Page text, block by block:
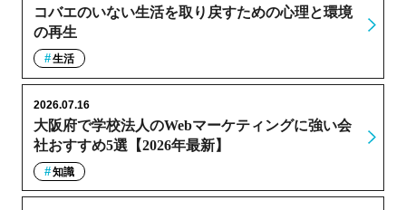
コバエのいない生活を取り戻すための心理と環境
の再生
生活
大阪府で学校法人のWebマーケティングに強い会
社おすすめ5選【2026年最新】
2026.07.16
知識